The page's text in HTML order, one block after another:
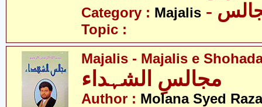
Category : Majalis
Topic :
Majalis - Majalis e
مجالسِ الشہداء
Author : Molana Syed